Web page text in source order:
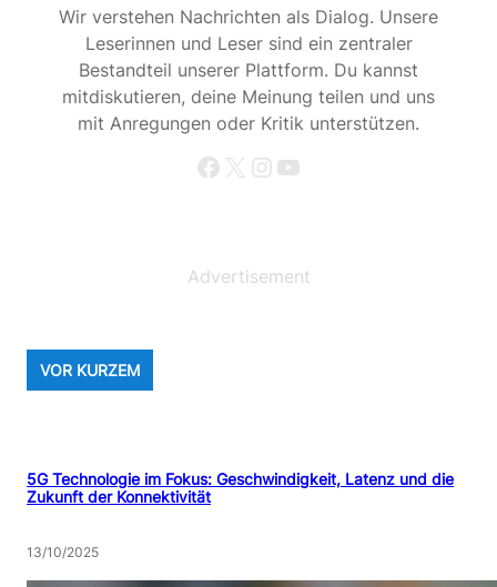
Wir verstehen Nachrichten als Dialog. Unsere
Leserinnen und Leser sind ein zentraler
Bestandteil unserer Plattform. Du kannst
mitdiskutieren, deine Meinung teilen und uns
mit Anregungen oder Kritik unterstützen.
Facebook X Instagram YouTube
Advertisement
VOR KURZEM
5G Technologie im Fokus: Geschwindigkeit, Latenz und die
Zukunft der Konnektivität
13/10/2025